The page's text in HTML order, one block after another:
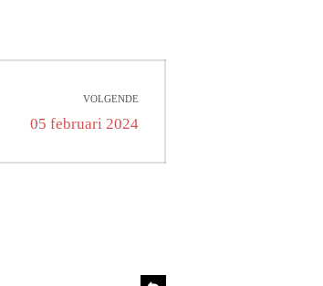
VOLGENDE
Volgend
05 februari 2024